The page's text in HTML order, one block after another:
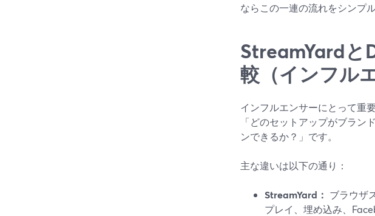
ならこの一連の流れをシンプ
StreamYard
較（インフル
インフルエンサーにとって重
「どのセットアップがブラン
ンできるか？」です。
主な違いは以下の通り：
StreamYard： ブラウザ
プレイ、埋め込み、